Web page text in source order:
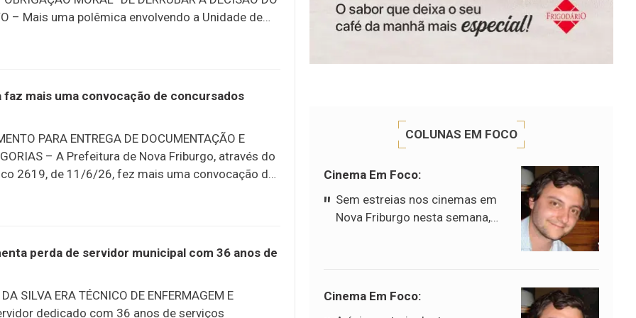
– Mais uma polêmica envolvendo a Unidade de
24 Horas de Lumiar, inaugurada em maio: o
Cardoso Stulpen Veiga. A proposta havia sido
anteriormente, em duas votações. Isadora de 8
do ano passado após procurar atendimento
mais uma convocação de concursados
PARA ENTREGA DE DOCUMENTAÇÃO E
– A Prefeitura de Nova Friburgo, através do
2619, de 11/6/26, fez mais uma convocação de
Desta vez, o chamamento é para entrega de
Social. Nutricionista. Fisioterapeuta I. Técnico em
Biólogo. Médico endocrinologista pediátrico
Médico veterinário VEJA O EDITAL DE
DIA, HORÁRIO E LOCAL DE APRESENTAÇÃO DOS
perda de servidor municipal com 36 anos de
SILVA ERA TÉCNICO DE ENFERMAGEM E
dedicado com 36 anos de serviços
COLUNAS EM FOCO
Cinema Em Foco:
Sem estreias nos cinemas em
Nova Friburgo nesta semana,
Cinema Em Foco: